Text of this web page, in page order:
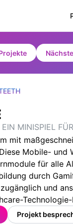
MINISPIEL
mit
Mobile- und
für alle
durch
und
Projekt